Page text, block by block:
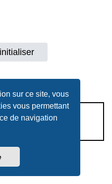
sur ce site, vous
vous permettant
de navigation
VIE PRIVÉE